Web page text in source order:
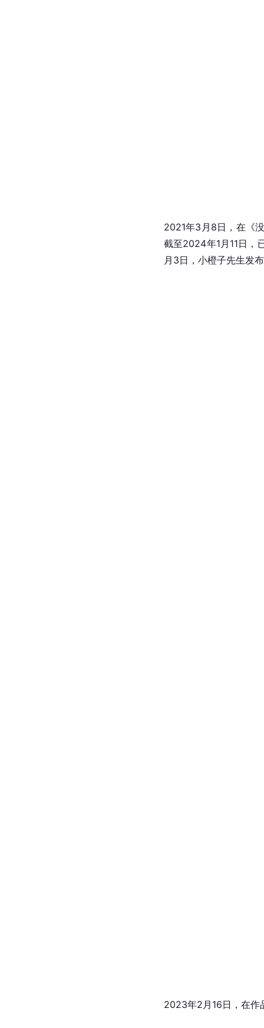
2021年3月8日，在《
截至2024年1月11日，
月3日，小橙子先生发
2023年2月16日，在作